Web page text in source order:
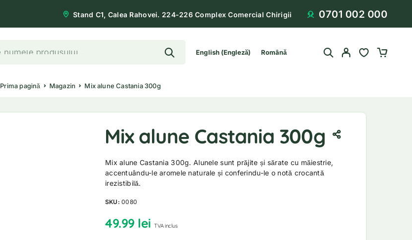
Stand C1, Calea Rahovei. 224-226 Complex Comercial Chirigii 0701 002 000
English(Engleză) Română
Prima pagină Magazin Mix alune Castania 300g
Mix alune Castania 300g
Mix alune Castania 300g. Alunele sunt prăjite și sărate cu măiestrie,
accentuându-le aromele naturale și conferindu-le o notă crocantă
irezistibilă.
SKU:0080
49.99 lei TVA inclus